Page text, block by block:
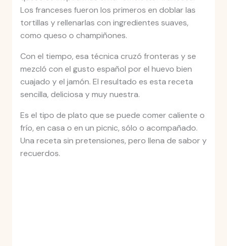
Los franceses fueron los primeros en doblar las
tortillas y rellenarlas con ingredientes suaves,
como queso o champiñones.
Con el tiempo, esa técnica cruzó fronteras y se
mezcló con el gusto español por el huevo bien
cuajado y el jamón. El resultado es esta receta
sencilla, deliciosa y muy nuestra.
Es el tipo de plato que se puede comer caliente o
frío, en casa o en un picnic, sólo o acompañado.
Una receta sin pretensiones, pero llena de sabor y
recuerdos.